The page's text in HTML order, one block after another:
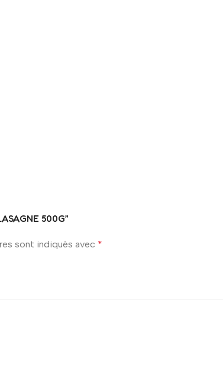
500G”
sont indiqués avec *